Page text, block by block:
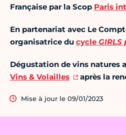
Française par la Scop Paris
En partenariat avec Le
organisatrice du cycle GIRLS
Dégustation de vins natures
Vins & Volailles
après la
Mise à jour le 09/01/2023